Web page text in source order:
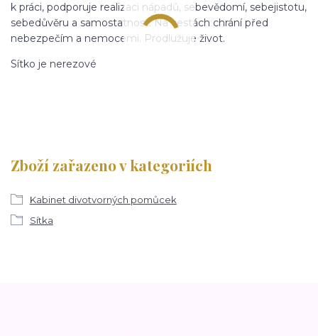
k práci, podporuje realizaci nápadů, sebevědomí, sebejistotu,
sebedůvěru a samostatnost. Na cestách chrání před
nebezpečím a nemocemi. Prodlužuje život.
Sítko je nerezové
Zboží zařazeno v kategoriích
Kabinet divotvorných pomůcek
Sítka